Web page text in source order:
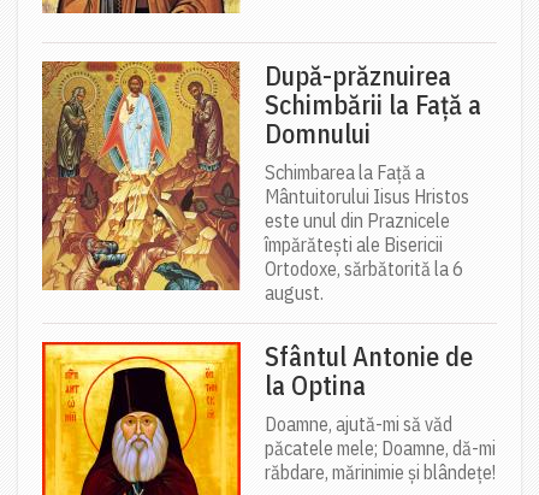
După-prăznuirea
Schimbării la Față a
Domnului
Schimbarea la Față a
Mântuitorului Iisus Hristos
este unul din Praznicele
împărătești ale Bisericii
Ortodoxe, sărbătorită la 6
august.
Sfântul Antonie de
la Optina
Doamne, ajută-mi să văd
păcatele mele; Doamne, dă-mi
răbdare, mărinimie şi blândeţe!